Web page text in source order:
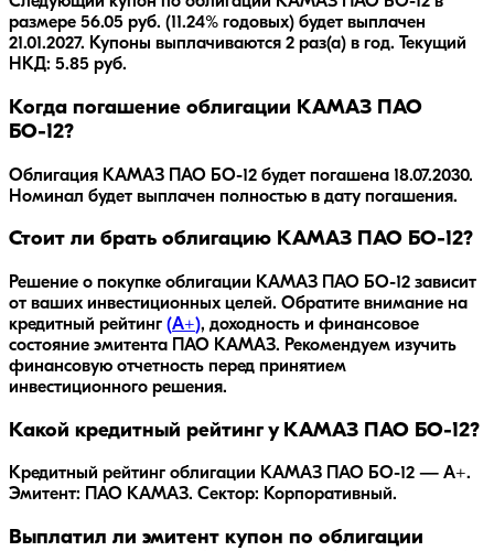
размере 56.05 руб. (11.24% годовых) будет выплачен
21.01.2027. Купоны выплачиваются 2 раз(а) в год. Текущий
НКД: 5.85 руб.
Когда погашение облигации КАМАЗ ПАО
БО-12?
Облигация КАМАЗ ПАО БО-12 будет погашена 18.07.2030.
Номинал будет выплачен полностью в дату погашения.
Стоит ли брать облигацию КАМАЗ ПАО БО-12?
Решение о покупке облигации КАМАЗ ПАО БО-12 зависит
от ваших инвестиционных целей. Обратите внимание на
кредитный рейтинг (A+), доходность и финансовое
состояние эмитента ПАО КАМАЗ. Рекомендуем изучить
финансовую отчетность перед принятием
инвестиционного решения.
Какой кредитный рейтинг у КАМАЗ ПАО БО-12?
Кредитный рейтинг облигации КАМАЗ ПАО БО-12 — A+.
Эмитент: ПАО КАМАЗ. Сектор: Корпоративный.
Выплатил ли эмитент купон по облигации